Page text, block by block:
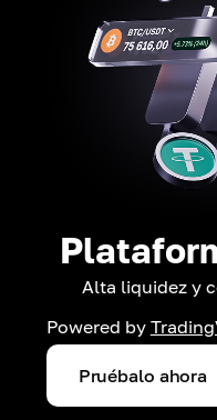
Alta liquidez y
Powered by
Pruébalo ahora